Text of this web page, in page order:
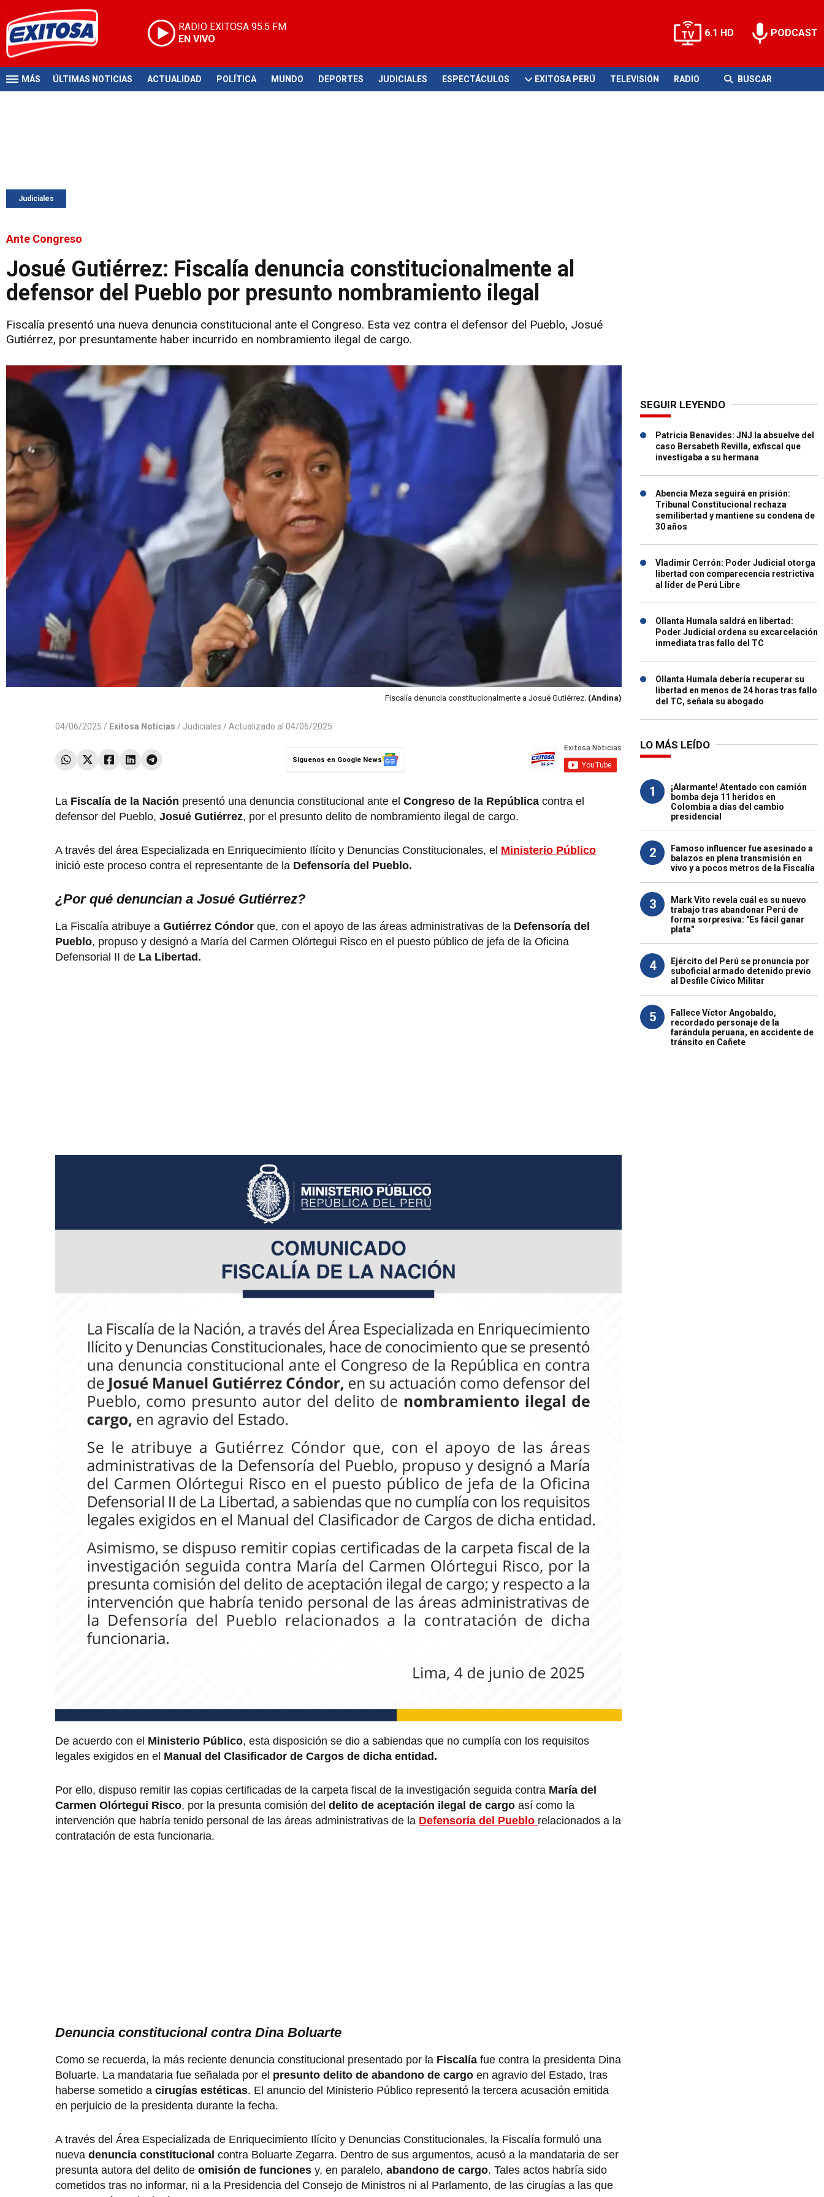
RADIO EXITOSA 95.5 FM
EN VIVO
6.1 HD PODCAST
MÁS ÚLTIMAS NOTICIAS ACTUALIDAD POLÍTICA MUNDO DEPORTES JUDICIALES ESPECTÁCULOS EXITOSA PERÚ TELEVISIÓN RADIO BUSCAR
Judiciales
Ante Congreso
Josué Gutiérrez: Fiscalía denuncia constitucionalmente al
defensor del Pueblo por presunto nombramiento ilegal
Fiscalía presentó una nueva denuncia constitucional ante el Congreso. Esta vez contra el defensor del Pueblo, Josué
Gutiérrez, por presuntamente haber incurrido en nombramiento ilegal de cargo.
Fiscalía denuncia constitucionalmente a Josué Gutiérrez. (Andina)
04/06/2025 / Exitosa Noticias / Judiciales / Actualizado al 04/06/2025
Síguenos en Google News
La Fiscalía de la Nación presentó una denuncia constitucional ante el Congreso de la República contra el
defensor del Pueblo, Josué Gutiérrez, por el presunto delito de nombramiento ilegal de cargo.
A través del área Especializada en Enriquecimiento Ilícito y Denuncias Constitucionales, el Ministerio Público
inició este proceso contra el representante de la Defensoría del Pueblo.
¿Por qué denuncian a Josué Gutiérrez?
La Fiscalía atribuye a Gutiérrez Cóndor que, con el apoyo de las áreas administrativas de la Defensoría del
Pueblo, propuso y designó a María del Carmen Olórtegui Risco en el puesto público de jefa de la Oficina
Defensorial II de La Libertad.
De acuerdo con el Ministerio Público, esta disposición se dio a sabiendas que no cumplía con los requisitos
legales exigidos en el Manual del Clasificador de Cargos de dicha entidad.
Por ello, dispuso remitir las copias certificadas de la carpeta fiscal de la investigación seguida contra María del
Carmen Olórtegui Risco, por la presunta comisión del delito de aceptación ilegal de cargo así como la
intervención que habría tenido personal de las áreas administrativas de la Defensoría del Pueblo relacionados a la
contratación de esta funcionaria.
Denuncia constitucional contra Dina Boluarte
Como se recuerda, la más reciente denuncia constitucional presentado por la Fiscalía fue contra la presidenta Dina
Boluarte. La mandataria fue señalada por el presunto delito de abandono de cargo en agravio del Estado, tras
haberse sometido a cirugías estéticas. El anuncio del Ministerio Público representó la tercera acusación emitida
en perjuicio de la presidenta durante la fecha.
A través del Área Especializada de Enriquecimiento Ilícito y Denuncias Constitucionales, la Fiscalía formuló una
nueva denuncia constitucional contra Boluarte Zegarra. Dentro de sus argumentos, acusó a la mandataria de ser
presunta autora del delito de omisión de funciones y, en paralelo, abandono de cargo. Tales actos habría sido
cometidos tras no informar, ni a la Presidencia del Consejo de Ministros ni al Parlamento, de las cirugías a las que
SEGUIR LEYENDO
Patricia Benavides: JNJ la absuelve del
caso Bersabeth Revilla, exfiscal que
investigaba a su hermana
Abencia Meza seguirá en prisión:
Tribunal Constitucional rechaza
semilibertad y mantiene su condena de
30 años
Vladimir Cerrón: Poder Judicial otorga
libertad con comparecencia restrictiva
al líder de Perú Libre
Ollanta Humala saldrá en libertad:
Poder Judicial ordena su excarcelación
inmediata tras fallo del TC
Ollanta Humala debería recuperar su
libertad en menos de 24 horas tras fallo
del TC, señala su abogado
LO MÁS LEÍDO
1
¡Alarmante! Atentado con camión
bomba deja 11 heridos en
Colombia a días del cambio
presidencial
2
Famoso influencer fue asesinado a
balazos en plena transmisión en
vivo y a pocos metros de la Fiscalía
3
Mark Vito revela cuál es su nuevo
trabajo tras abandonar Perú de
forma sorpresiva: "Es fácil ganar
plata"
4
Ejército del Perú se pronuncia por
suboficial armado detenido previo
al Desfile Cívico Militar
5
Fallece Víctor Angobaldo,
recordado personaje de la
farándula peruana, en accidente de
tránsito en Cañete